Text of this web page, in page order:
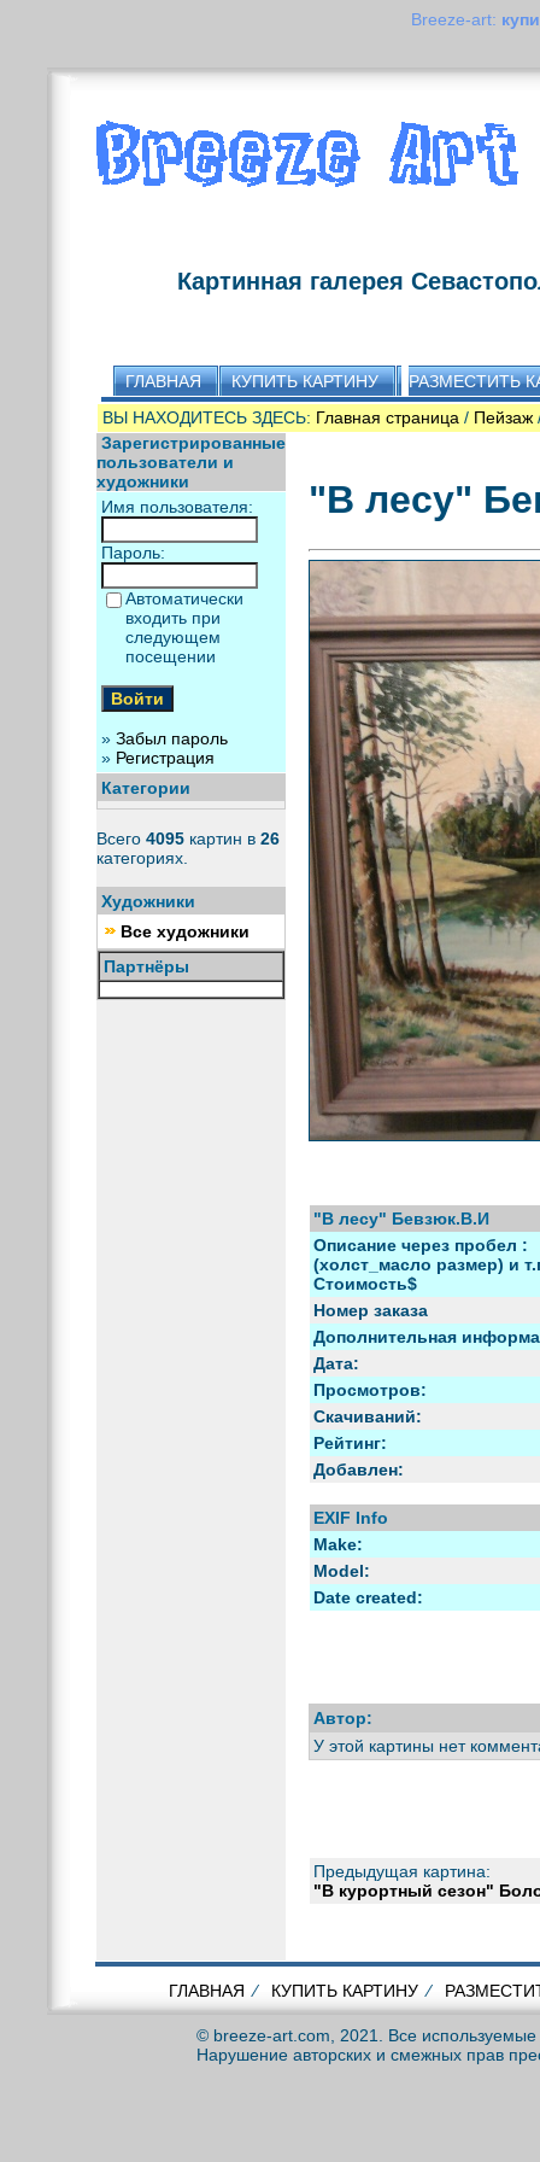
Breeze-art:
Картинная галерея
ГЛАВНАЯ КУПИТЬ КАРТИНУ
РАЗМЕСТИТЬ
ВЫ НАХОДИТЕСЬ ЗДЕСЬ: Главная страница / Пейзаж/
Зарегистрированные
пользователи и
художники
Имя пользователя:
Пароль:
Автоматически
входить при
следующем
посещении
» Забыл пароль
» Регистрация
Категории
Всего 4095картин в 26
категориях.
Художники
Все художники
Партнёры
"В лесу"
"В лесу" Бевзюк.В.И
Описание через пробел :
(холст_масло размер) и
Стоимость$
Номер заказа
Дополнительная
Дата:
Просмотров:
Скачиваний:
Рейтинг:
Добавлен:
EXIF Info
Make:
Model:
Date created:
Автор:
У этой картины нет
Предыдущая картина:
"В курортный сезон"
ГЛАВНАЯ ⁄ КУПИТЬ КАРТИНУ ⁄
© breeze-art.com, 2021. Все
Нарушение авторских и смежных прав